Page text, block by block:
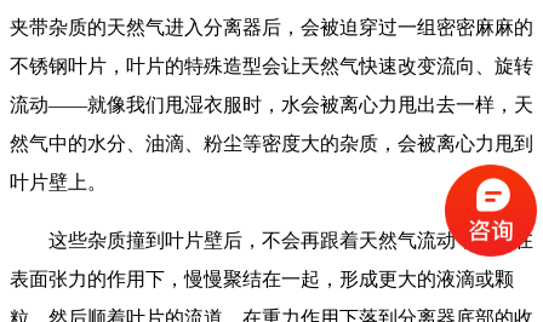
夹带杂质的天然气进入分离器后，会被迫穿过一组密密麻麻的
不锈钢叶片，叶片的特殊造型会让天然气快速改变流向、旋转
流动——就像我们甩湿衣服时，水会被离心力甩出去一样，天
然气中的水分、油滴、粉尘等密度大的杂质，会被离心力甩到
叶片壁上。
这些杂质撞到叶片壁后，不会再跟着天然气流动，而是在
表面张力的作用下，慢慢聚结在一起，形成更大的液滴或颗
粒，然后顺着叶片的流道，在重力作用下落到分离器底部的收